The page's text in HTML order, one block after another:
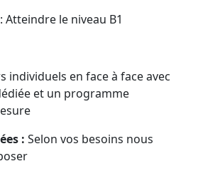
: Atteindre le niveau B1
individuels en face à face avec
et un programme
: Selon vos besoins nous